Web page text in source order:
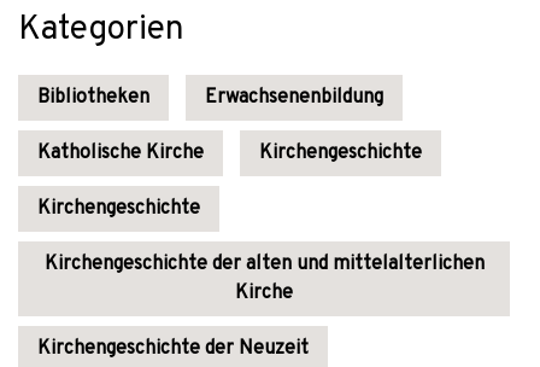
Kategorien
Bibliotheken Erwachsenenbildung
Katholische Kirche Kirchengeschichte
Kirchengeschichte
Kirchengeschichte der alten und mittelalterlichen
Kirche
Kirchengeschichte der Neuzeit